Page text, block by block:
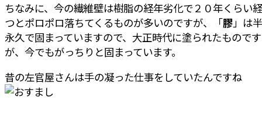
ちなみに、今の繊維壁は樹脂の経年劣化で２０年くらい経
つとポロポロ落ちてくるものが多いのですが、「膠」は半
永久で固まっていますので、大正時代に塗られたものです
が、今でもがっちりと固まっています。
昔の左官屋さんは手の凝った仕事をしていたんですね